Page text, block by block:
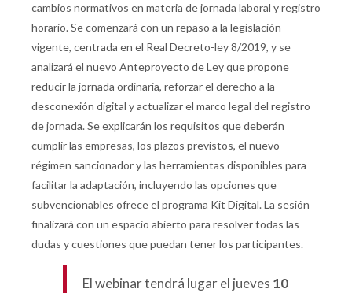
cambios normativos en materia de jornada laboral y registro
horario. Se comenzará con un repaso a la legislación
vigente, centrada en el Real Decreto-ley 8/2019, y se
analizará el nuevo Anteproyecto de Ley que propone
reducir la jornada ordinaria, reforzar el derecho a la
desconexión digital y actualizar el marco legal del registro
de jornada. Se explicarán los requisitos que deberán
cumplir las empresas, los plazos previstos, el nuevo
régimen sancionador y las herramientas disponibles para
facilitar la adaptación, incluyendo las opciones que
subvencionables ofrece el programa Kit Digital. La sesión
finalizará con un espacio abierto para resolver todas las
dudas y cuestiones que puedan tener los participantes.
El webinar tendrá lugar el jueves 10